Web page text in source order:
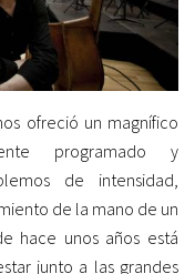
ofreció un magnífico
programado y
de intensidad,
de la mano de un
hace unos años está
junto a las grandes